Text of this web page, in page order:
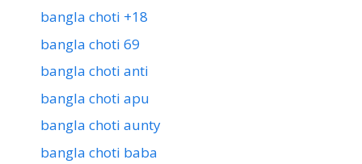
bangla choti +18
bangla choti 69
bangla choti anti
bangla choti apu
bangla choti aunty
bangla choti baba